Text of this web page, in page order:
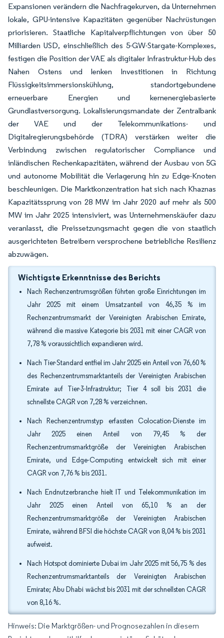
Expansionen verändern die Nachfragekurven, da Unternehmen
lokale, GPU-intensive Kapazitäten gegenüber Nachrüstungen
priorisieren. Staatliche Kapitalverpflichtungen von über 50
Milliarden USD, einschließlich des 5-GW-Stargate-Komplexes,
festigen die Position der VAE als digitaler Infrastruktur-Hub des
Nahen Ostens und lenken Investitionen in Richtung
Flüssigkeitsimmersionskühlung, standortgebundene
erneuerbare Energien und kernenergiebasierte
Grundlastversorgung. Lokalisierungsmandate der Zentralbank
der VAE und der Telekommunikations- und
Digitalregierungsbehörde (TDRA) verstärken weiter die
Verbindung zwischen regulatorischer Compliance und
inländischen Rechenkapazitäten, während der Ausbau von 5G
und autonome Mobilität die Verlagerung hin zu Edge-Knoten
beschleunigen. Die Marktkonzentration hat sich nach Khaznas
Kapazitätssprung von 28 MW im Jahr 2020 auf mehr als 500
MW im Jahr 2025 intensiviert, was Unternehmenskäufer dazu
veranlasst, die Preissetzungsmacht gegen die von staatlich
ausgerichteten Betreibern versprochene betriebliche Resilienz
abzuwägen.
Wichtigste Erkenntnisse des Berichts
Nach Rechenzentrumsgrößen führten große Einrichtungen im
Jahr 2025 mit einem Umsatzanteil von 46,35 % im
Rechenzentrumsmarkt der Vereinigten Arabischen Emirate,
während die massive Kategorie bis 2031 mit einer CAGR von
7,78 % voraussichtlich expandieren wird.
Nach Tier-Standard entfiel im Jahr 2025 ein Anteil von 76,60 %
des Rechenzentrumsmarktanteils der Vereinigten Arabischen
Emirate auf Tier-3-Infrastruktur; Tier 4 soll bis 2031 die
schnellste CAGR von 7,28 % verzeichnen.
Nach Rechenzentrumstyp erfassten Colocation-Dienste im
Jahr 2025 einen Anteil von 79,45 % der
Rechenzentrumsmarktgröße der Vereinigten Arabischen
Emirate, und Edge-Computing entwickelt sich mit einer
CAGR von 7,76 % bis 2031.
Nach Endnutzerbranche hielt IT und Telekommunikation im
Jahr 2025 einen Anteil von 65,10 % an der
Rechenzentrumsmarktgröße der Vereinigten Arabischen
Emirate, während BFSI die höchste CAGR von 8,04 % bis 2031
aufweist.
Nach Hotspot dominierte Dubai im Jahr 2025 mit 56,75 % des
Rechenzentrumsmarktanteils der Vereinigten Arabischen
Emirate; Abu Dhabi wächst bis 2031 mit der schnellsten CAGR
von 8,16 %.
Hinweis: Die Marktgrößen- und Prognosezahlen in diesem